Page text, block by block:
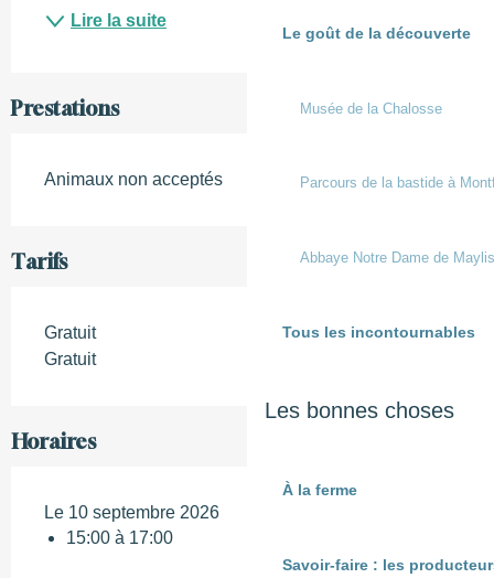
Le goût de la découverte
Musée de la Chalosse
Parcours de la bastide à
Abbaye Notre Dame de Maylis
Tous les incontournables
Les bonnes choses
À la ferme
Savoir-faire : les
Lire la suite
Prestations
Animaux non acceptés
Tarifs
Gratuit
Gratuit
Horaires
Le 10 septembre 2026
15:00 à 17:00